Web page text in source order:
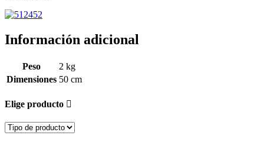
Información adicional
Peso
2 kg
Dimensiones 50 cm
Elige producto